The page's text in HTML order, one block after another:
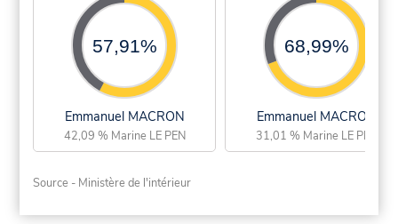
57,91%
Emmanuel MACRON
42,09 % Marine LE PEN
68,99%
Emmanuel MACRON
31,01 % Marine LE PEN
Source - Ministère de l'intérieur